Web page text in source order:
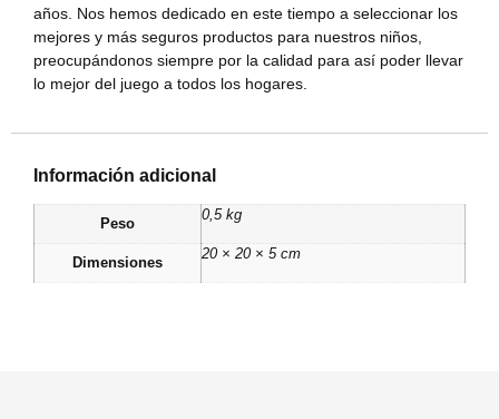
años. Nos hemos dedicado en este tiempo a seleccionar los
mejores y más seguros productos para nuestros niños,
preocupándonos siempre por la calidad para así poder llevar
lo mejor del juego a todos los hogares.
Información adicional
Peso
0,5 kg
Dimensiones
20 × 20 × 5 cm